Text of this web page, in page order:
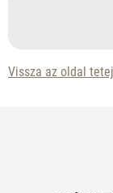
Vissza az oldal